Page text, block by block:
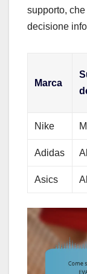
supporto,
decisione
Marca
Nike
Adidas
Asics